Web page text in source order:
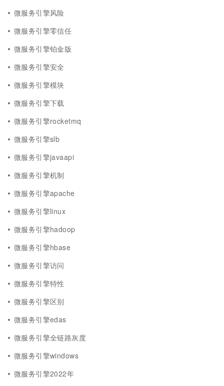
微服务引擎风险
微服务引擎零信任
微服务引擎铂金版
微服务引擎安全
微服务引擎模块
微服务引擎下载
微服务引擎rocketmq
微服务引擎slb
微服务引擎javaapi
微服务引擎机制
微服务引擎apache
微服务引擎linux
微服务引擎hadoop
微服务引擎hbase
微服务引擎访问
微服务引擎特性
微服务引擎区别
微服务引擎edas
微服务引擎全链路灰度
微服务引擎windows
微服务引擎2022年